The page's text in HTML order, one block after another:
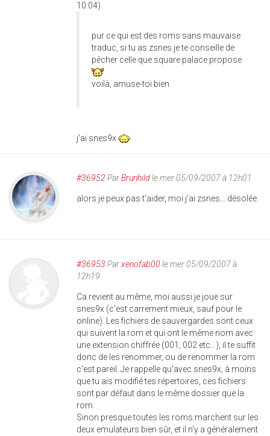
10:04)
pur ce qui est des roms sans mauvaise
traduc, si tu as zsnes je te conseille de
pêcher celle que square palace propose
voilà, amuse-toi bien
j'ai snes9x
#36952 ParBrunhildle mer 05/09/2007 à 12h01
alors je peux pas t'aider, moi j'ai zsnes... désolée
#36953 Parxenofab00 le mer 05/09/2007 à
12h19
Ca revient au même, moi aussi je joue sur
snes9x (c'est carrement mieux, sauf pour le
online). Les fichiers de sauvergardes sont ceux
qui suivent la rom et qui ont le même nom avec
une extension chiffrée (001, 002 etc...), il te suffit
donc de les renommer, ou de renommer la rom
c'est pareil. Je rappelle qu'avec snes9x, à moins
que tu ais modifié tes répertoires, ces fichiers
sont par défaut dans le même dossier que la
rom.
Sinon presque toutes les roms marchent sur les
deux emulateurs bien sûr, et il n'y a généralement